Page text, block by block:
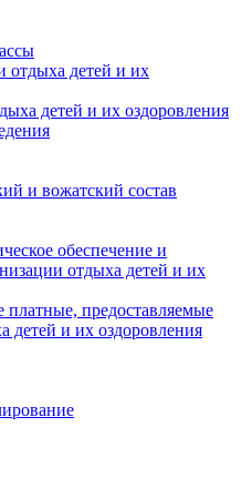
отдыха детей и их
детей и их оздоровления
и вожатский состав
обеспечение и
отдыха детей и их
платные, предоставляемые
детей и их оздоровления